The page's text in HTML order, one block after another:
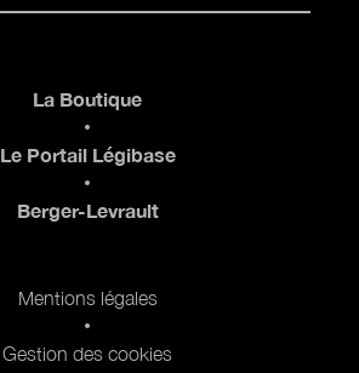
La Boutique
Le Portail Légibase
Berger-Levrault
Mentions légales
Gestion des cookies